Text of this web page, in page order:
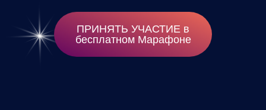
ПРИНЯТЬ УЧАСТИЕ в
бесплатном Марафоне